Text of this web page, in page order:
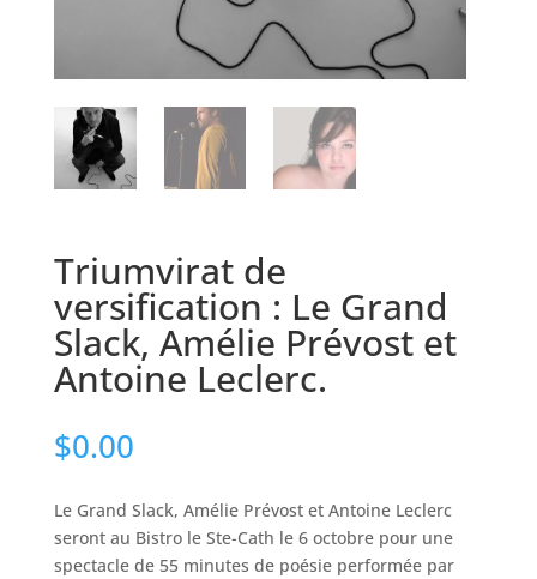
Triumvirat de
versification : Le Grand
Slack, Amélie Prévost et
Antoine Leclerc.
$0.00
Le Grand Slack, Amélie Prévost et Antoine Leclerc
seront au Bistro le Ste-Cath le 6 octobre pour une
spectacle de 55 minutes de poésie performée par